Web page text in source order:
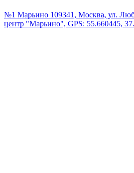
№1 Марьино 109341, Москва, ул.
центр "Марьино", GPS: 55.660445,